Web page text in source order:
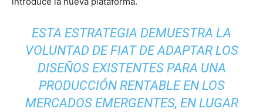
ESTA ESTRATEGIA DEMUESTRA LA
VOLUNTAD DE FIAT DE ADAPTAR LOS
DISEÑOS EXISTENTES PARA UNA
PRODUCCIÓN RENTABLE EN LOS
MERCADOS EMERGENTES, EN LUGAR